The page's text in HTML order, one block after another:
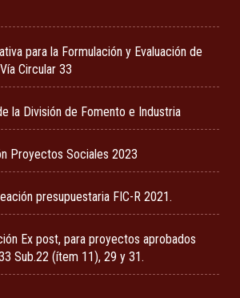
para la Formulación y Evaluación de
Circular 33
la División de Fomento e Industria
Proyectos Sociales 2023
presupuestaria FIC-R 2021.
Ex post, para proyectos aprobados
Sub.22 (ítem 11), 29 y 31.